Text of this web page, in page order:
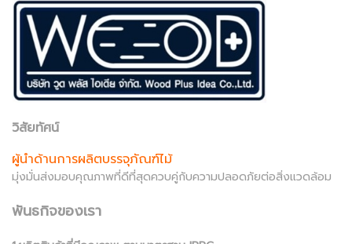
วิสัยทัศน์
ผู้นำด้านการผลิตบรรจุภัณฑ์ไม้
มุ่งมั่นส่งมอบคุณภาพที่ดีที่สุดควบคู่กับความปลอดภัยต่อสิ่งแวดล้อม
พันธกิจของเรา